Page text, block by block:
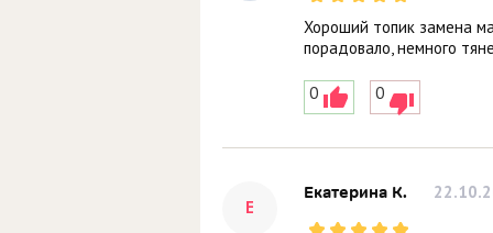
Хороший топик замена
порадовало, немного
0 0
Е
Екатерина К.